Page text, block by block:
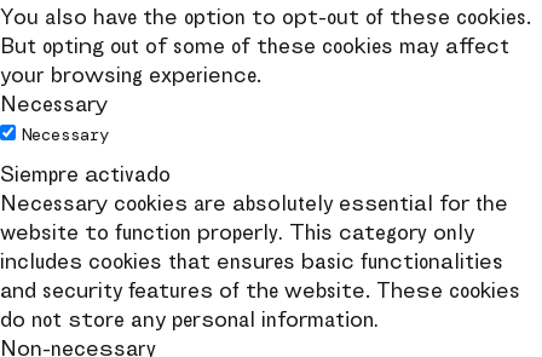
You also have the option to opt-out of these cookies.
But opting out of some of these cookies may affect
your browsing experience.
Necessary
Necessary
Siempre activado
Necessary cookies are absolutely essential for the
website to function properly. This category only
includes cookies that ensures basic functionalities
and security features of the website. These cookies
do not store any personal information.
Non-necessary